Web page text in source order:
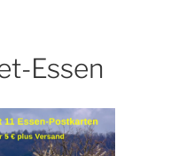
Essen